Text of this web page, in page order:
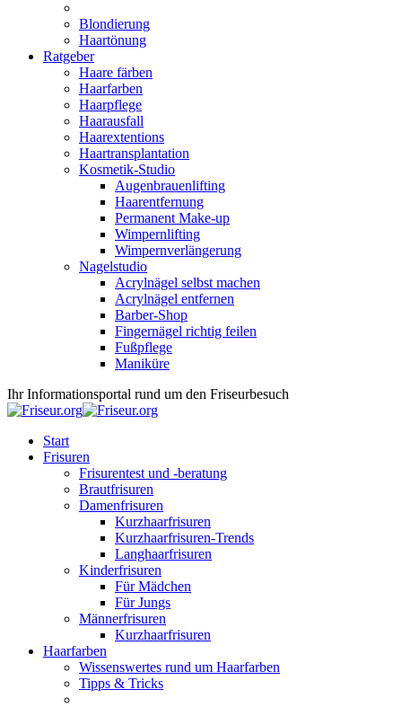
Blondierung
Haartönung
Ratgeber
Haare färben
Haarfarben
Haarpflege
Haarausfall
Haarextentions
Haartransplantation
Kosmetik-Studio
Augenbrauenlifting
Haarentfernung
Permanent Make-up
Wimpernlifting
Wimpernverlängerung
Nagelstudio
Acrylnägel selbst machen
Acrylnägel entfernen
Barber-Shop
Fingernägel richtig feilen
Fußpflege
Maniküre
Ihr Informationsportal rund um den Friseurbesuch
Start
Frisuren
Frisurentest und -beratung
Brautfrisuren
Damenfrisuren
Kurzhaarfrisuren
Kurzhaarfrisuren-Trends
Langhaarfrisuren
Kinderfrisuren
Für Mädchen
Für Jungs
Männerfrisuren
Kurzhaarfrisuren
Haarfarben
Wissenswertes rund um Haarfarben
Tipps & Tricks